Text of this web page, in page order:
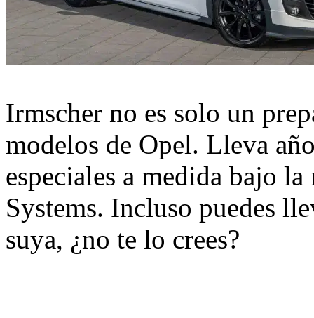
Irmscher no es solo un
modelos de Opel. Lleva
especiales a medida bajo
Systems. Incluso puedes
suya, ¿no te lo crees?